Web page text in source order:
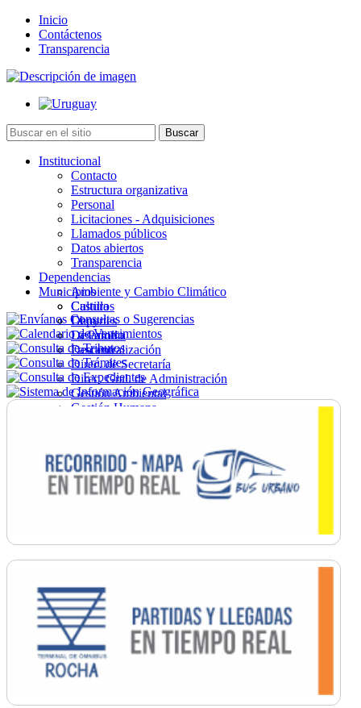
Inicio
Contáctenos
Transparencia
Institucional
Contacto
Estructura organizativa
Personal
Licitaciones - Adquisiciones
Llamados públicos
Datos abiertos
Transparencia
Dependencias
Ambiente y Cambio Climático
Cultura
Deportes
Desarrollo
Descentralización
Direc. de Secretaría
Direc. Gral. de Administración
Gestión Ambiental
Gestión Humana
Ordenamiento
Promoción Social
Salud
Secretaría General
Municipios
Castillos
Chuy
La Paloma
Lascano